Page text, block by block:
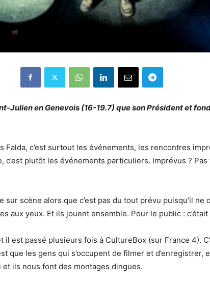
Julien en Genevois (16-19.7)que son Président et
c’est surtout les événements, les rencontres
plutôt les événements particuliers. Imprévus ?
scène alors que c’est pas du tout prévu puisqu’il
aux yeux. Et ils jouent ensemble. Pour le public : c’était
il est passé plusieurs fois à CultureBox (sur France 4).
que les gens qui s’occupent de filmer et
et ils nous font des montages dingues.